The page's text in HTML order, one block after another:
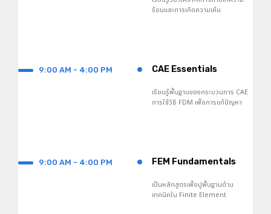
ร้อนและการเกิดความเค้น
9:00 AM - 4:00 PM • CAE Essentials
เรียนรู้พื้นฐานของกระบวนการ CAE
การใช้วิธี FDM เพื่อการแก้ปัญหา
9:00 AM - 4:00 PM • FEM Fundamentals
เป็นหลักสูตรเพื่อปูพื้นฐานด้าน
เทคนิคใน Finite Element